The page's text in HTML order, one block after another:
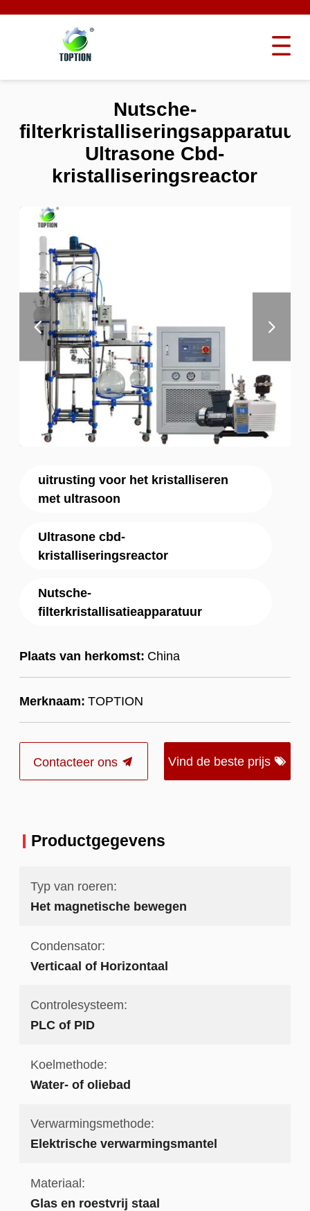
uitrusting voor het kristalliseren
met ultrasoon
Ultrasone cbd-
kristalliseringsreactor
Nutsche-
filterkristallisatieapparatuur
Plaats van herkomst: China
Merknaam: TOPTION
Contacteer ons Vind de beste prijs
Nutsche-
filterkristalliseringsapparatuur
Ultrasone Cbd-
kristalliseringsreactor
Productgegevens
Typ van roeren:
Het magnetische bewegen
Condensator:
Verticaal of Horizontaal
Controlesysteem:
PLC of PID
Koelmethode:
Water- of oliebad
Verwarmingsmethode:
Elektrische verwarmingsmantel
Materiaal:
Glas en roestvrij staal